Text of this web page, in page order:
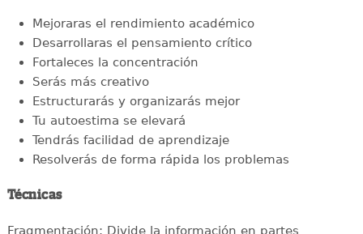
Mejoraras el rendimiento académico
Desarrollaras el pensamiento crítico
Fortaleces la concentración
Serás más creativo
Estructurarás y organizarás mejor
Tu autoestima se elevará
Tendrás facilidad de aprendizaje
Resolverás de forma rápida los problemas
Técnicas